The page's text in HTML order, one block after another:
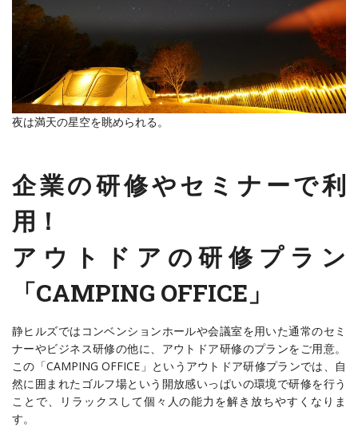
夜は満天の星空を眺められる。
企業の研修やセミナーで利
用！
アウトドアの研修プラン
「CAMPING OFFICE」
静ヒルズではコンベンションホールや会議室を用いた通常のセミ
ナーやビジネス研修の他に、アウトドア研修のプランをご用意。
この「CAMPING OFFICE」というアウトドア研修プランでは、自
然に囲まれたゴルフ場という開放感いっぱいの環境で研修を行う
ことで、リラックスして個々人の能力を解き放ちやすくなりま
す。